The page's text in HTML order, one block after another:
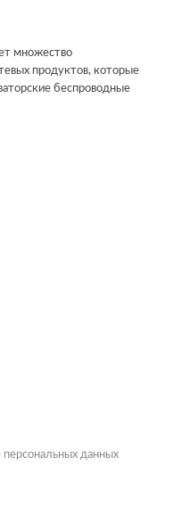
множество
продуктов, которые
беспроводные
данных